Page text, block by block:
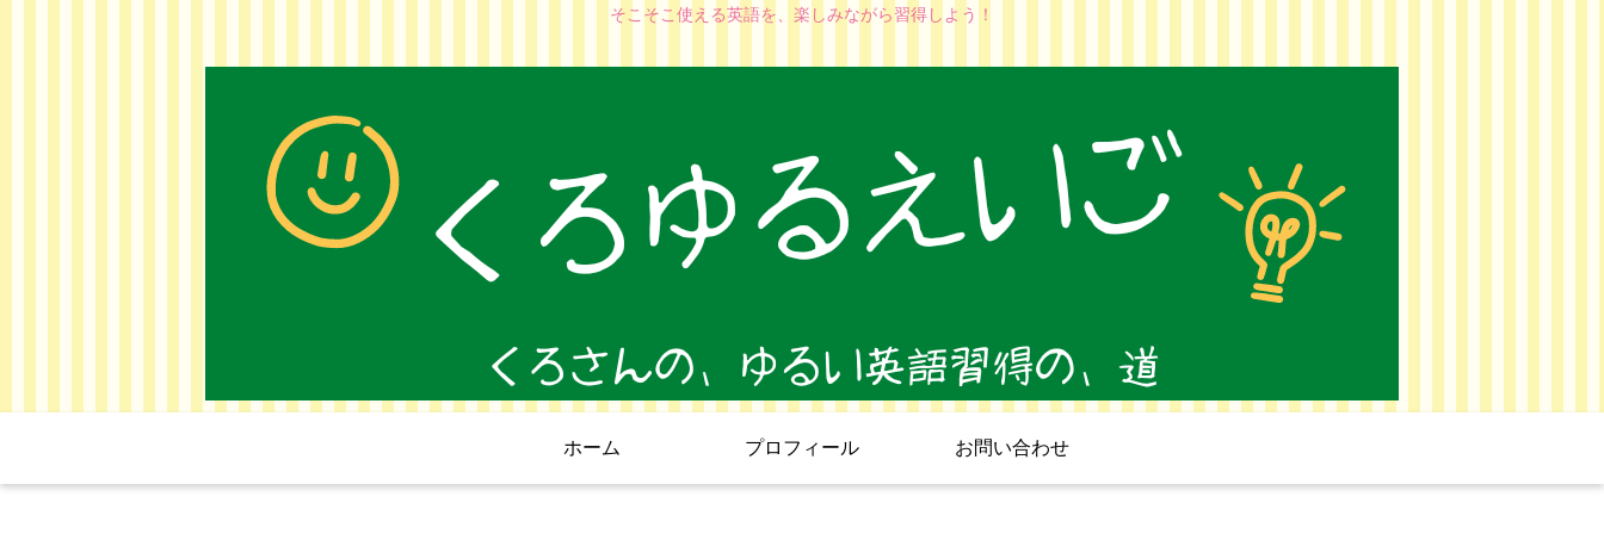
そこそこ使える英語を、楽しみながら習得しよう！
ホーム プロフィール お問い合わせ